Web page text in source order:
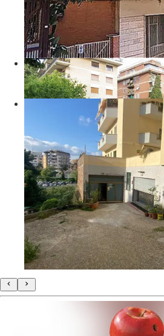
60 mq
€ 1.000Vicolo degli Orti della Magliana
Terreno Fronte Strada con Progetto
per realizzazione Posti Auto
Trattativa riservataVia Isacco Newton
ROMA Battistini locale magazzino con
cessione di attività in vendita
2
280 mq
€ 300.000Via Prospero Santacroce